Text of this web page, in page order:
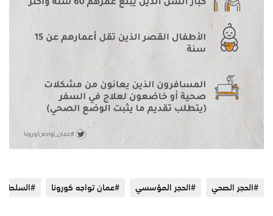
#الحجر الصحي #الحجر المؤسسي #عمان تواجه كورونا #السلطنة